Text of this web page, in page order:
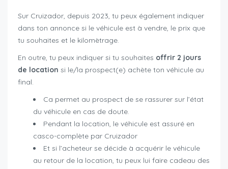
Sur Cruizador, depuis 2023, tu peux également indiquer
dans ton annonce si le véhicule est à vendre, le prix que
tu souhaites et le kilomètrage.
En outre, tu peux indiquer si tu souhaites offrir 2 jours
de location si le/la prospect(e) achète ton véhicule au
final.
Ca permet au prospect de se rassurer sur l’état
du véhicule en cas de doute.
Pendant la location, le véhicule est assuré en
casco-complète par Cruizador
Et si l’acheteur se décide à acquérir le véhicule
au retour de la location, tu peux lui faire cadeau des